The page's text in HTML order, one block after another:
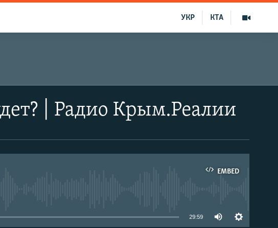
КТА
УКР
| Радио Крым.Реалии
EMBED
29:59